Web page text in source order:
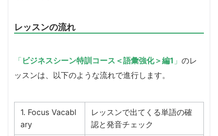
レッスンの流れ
「 ビジネスシーン特訓コース＜語彙強化＞編1 」 のレ
ッスンは、以下のような流れで進行します。
1. Focus Vacabl
ary
レッスンで出てくる単語の確
認と発音チェック